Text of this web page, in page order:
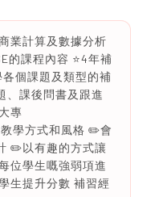
業計算及數據分析
的課程內容 ⭐️4年補
個課題及類型的補
、課後問書及跟進
專
學方式和風格 ✏️會
✏️以有趣的方式讓
位學生嘅強弱項進
生提升分數 補習經